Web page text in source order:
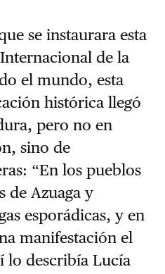
se instaurara esta
de la
el mundo, esta
histórica llegó
pero no en
sino de
“En los pueblos
de Azuaga y
esporádicas, y en
manifestación el
lo describía Lucía